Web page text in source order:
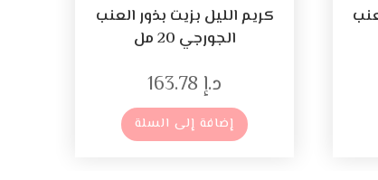
كريم الليل بزيت بذور العنب
الجورجي 20 مل
د.إ
إضافة إلى السلة